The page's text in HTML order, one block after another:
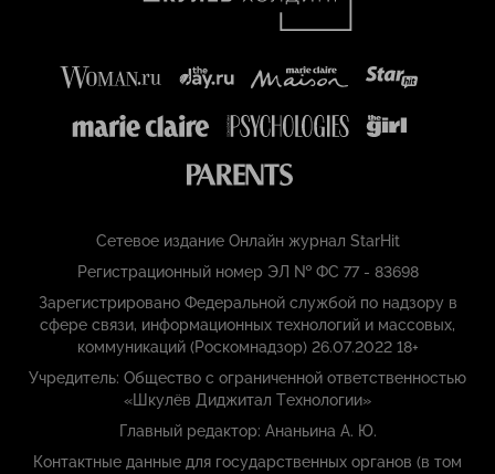
Сетевое издание Онлайн журнал StarHit
Регистрационный номер ЭЛ № ФС 77 - 83698
Зарегистрировано Федеральной службой по надзору в
сфере связи, информационных технологий и массовых,
коммуникаций (Роскомнадзор) 26.07.2022 18+
Учредитель: Общество с ограниченной ответственностью
«Шкулёв Диджитал Технологии»
Главный редактор: Ананьина А. Ю.
Контактные данные для государственных органов (в том